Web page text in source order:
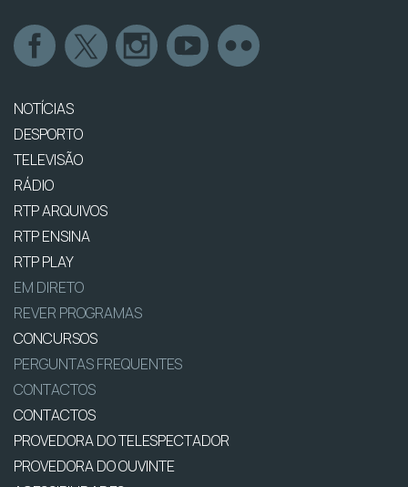
NOTÍCIAS
DESPORTO
TELEVISÃO
RÁDIO
RTP ARQUIVOS
RTP ENSINA
RTP PLAY
EM DIRETO
REVER PROGRAMAS
CONCURSOS
PERGUNTAS FREQUENTES
CONTACTOS
CONTACTOS
PROVEDORA DO TELESPECTADOR
PROVEDORA DO OUVINTE